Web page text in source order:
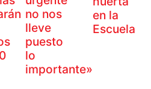
no nos
lleve
puesto
lo
importante»
en la
Escuela